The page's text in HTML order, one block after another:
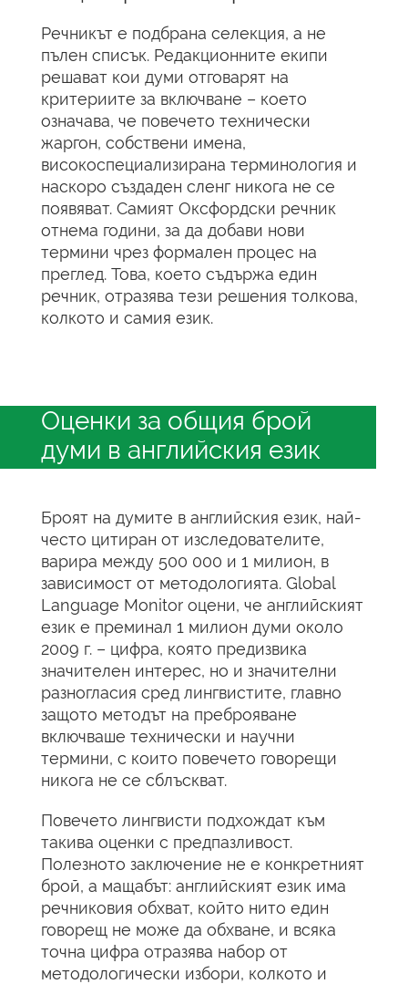
Речникът е подбрана селекция, а не
пълен списък. Редакционните екипи
решават кои думи отговарят на
критериите за включване – което
означава, че повечето технически
жаргон, собствени имена,
високоспециализирана терминология и
наскоро създаден сленг никога не се
появяват. Самият Оксфордски речник
отнема години, за да добави нови
термини чрез формален процес на
преглед. Това, което съдържа един
речник, отразява тези решения толкова,
колкото и самия език.
Оценки за общия брой
думи в английския език
Броят на думите в английския език, най-
често цитиран от изследователите,
варира между 500 000 и 1 милион, в
зависимост от методологията. Global
Language Monitor оцени, че английският
език е преминал 1 милион думи около
2009 г. – цифра, която предизвика
значителен интерес, но и значителни
разногласия сред лингвистите, главно
защото методът на преброяване
включваше технически и научни
термини, с които повечето говорещи
никога не се сблъскват.
Повечето лингвисти подхождат към
такива оценки с предпазливост.
Полезното заключение не е конкретният
брой, а мащабът: английският език има
речниковия обхват, който нито един
говорещ не може да обхване, и всяка
точна цифра отразява набор от
методологически избори, колкото и